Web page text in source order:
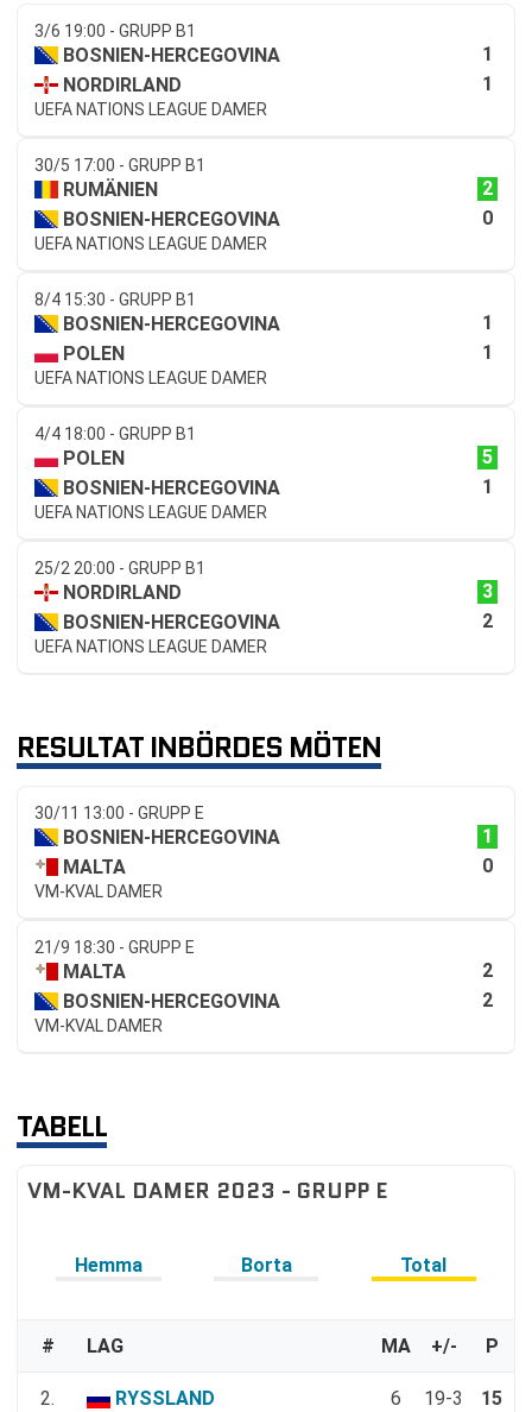
3/6 19:00 - GRUPP B1
BOSNIEN-HERCEGOVINA
1
NORDIRLAND
1
UEFA NATIONS LEAGUE DAMER
30/5 17:00 - GRUPP B1
RUMÄNIEN
2
BOSNIEN-HERCEGOVINA
0
UEFA NATIONS LEAGUE DAMER
8/4 15:30 - GRUPP B1
BOSNIEN-HERCEGOVINA
1
POLEN
1
UEFA NATIONS LEAGUE DAMER
4/4 18:00 - GRUPP B1
POLEN
5
BOSNIEN-HERCEGOVINA
1
UEFA NATIONS LEAGUE DAMER
25/2 20:00 - GRUPP B1
NORDIRLAND
3
BOSNIEN-HERCEGOVINA
2
UEFA NATIONS LEAGUE DAMER
RESULTAT INBÖRDES MÖTEN
30/11 13:00 - GRUPP E
BOSNIEN-HERCEGOVINA
1
MALTA
0
VM-KVAL DAMER
21/9 18:30 - GRUPP E
MALTA
2
BOSNIEN-HERCEGOVINA
2
VM-KVAL DAMER
TABELL
VM-KVAL DAMER 2023 - GRUPP E
Hemma Borta Total
# LAG MA +/- P
2. RYSSLAND 6 19-3 15